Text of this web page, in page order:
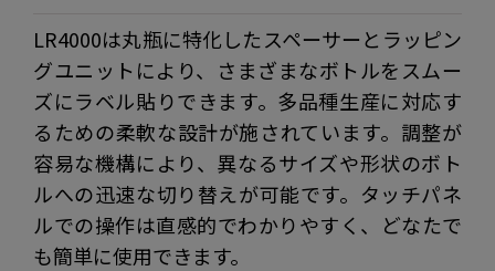
LR4000は丸瓶に特化したスペーサーとラッピン
グユニットにより、さまざまなボトルをスムー
ズにラベル貼りできます。多品種生産に対応す
るための柔軟な設計が施されています。調整が
容易な機構により、異なるサイズや形状のボト
ルへの迅速な切り替えが可能です。タッチパネ
ルでの操作は直感的でわかりやすく、どなたで
も簡単に使用できます。